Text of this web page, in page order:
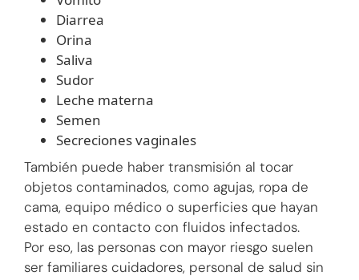
Diarrea
Orina
Saliva
Sudor
Leche materna
Semen
Secreciones vaginales
También puede haber transmisión al tocar
objetos contaminados, como agujas, ropa de
cama, equipo médico o superficies que hayan
estado en contacto con fluidos infectados.
Por eso, las personas con mayor riesgo suelen
ser familiares cuidadores, personal de salud sin